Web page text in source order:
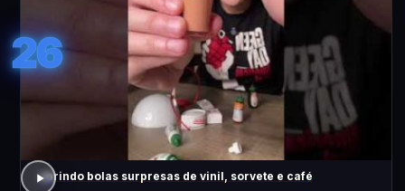
26
abrindo bolas surpresas de vinil, sorvete e café